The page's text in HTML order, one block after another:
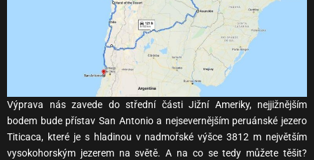
Výprava nás zavede do střední části Jižní Ameriky, nejjižnějším
bodem bude přístav San Antonio a nejsevernějším peruánské jezero
Titicaca, které je s hladinou v nadmořské výšce 3812 m největším
vysokohorským jezerem na světě. A na co se tedy můžete těšit?